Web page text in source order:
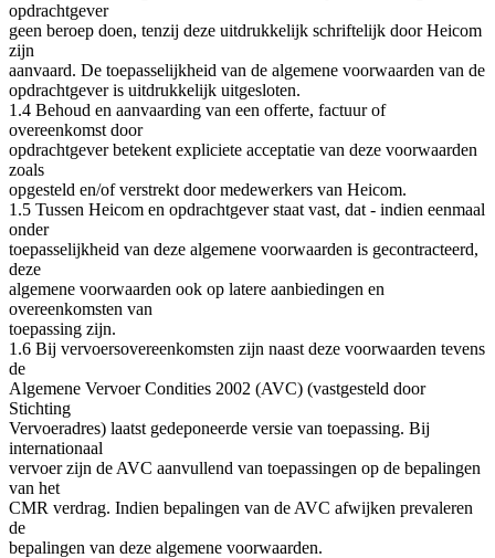
opdrachtgever
geen beroep doen, tenzij deze uitdrukkelijk schriftelijk door Heicom
zijn
aanvaard. De toepasselijkheid van de algemene voorwaarden van de
opdrachtgever is uitdrukkelijk uitgesloten.
1.4 Behoud en aanvaarding van een offerte, factuur of
overeenkomst door
opdrachtgever betekent expliciete acceptatie van deze voorwaarden
zoals
opgesteld en/of verstrekt door medewerkers van Heicom.
1.5 Tussen Heicom en opdrachtgever staat vast, dat - indien eenmaal
onder
toepasselijkheid van deze algemene voorwaarden is gecontracteerd,
deze
algemene voorwaarden ook op latere aanbiedingen en
overeenkomsten van
toepassing zijn.
1.6 Bij vervoersovereenkomsten zijn naast deze voorwaarden tevens
de
Algemene Vervoer Condities 2002 (AVC) (vastgesteld door
Stichting
Vervoeradres) laatst gedeponeerde versie van toepassing. Bij
internationaal
vervoer zijn de AVC aanvullend van toepassingen op de bepalingen
van het
CMR verdrag. Indien bepalingen van de AVC afwijken prevaleren
de
bepalingen van deze algemene voorwaarden.